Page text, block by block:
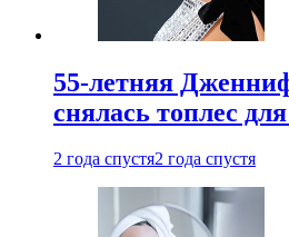
55-летняя
снялась топлес
2 года спустя2 года спустя